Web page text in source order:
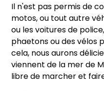
Il n'est pas permis de
motos, ou tout autre
ou les voitures de
phaetons ou des vélos
cela, nous aurons
viennent de la mer de
libre de marcher et